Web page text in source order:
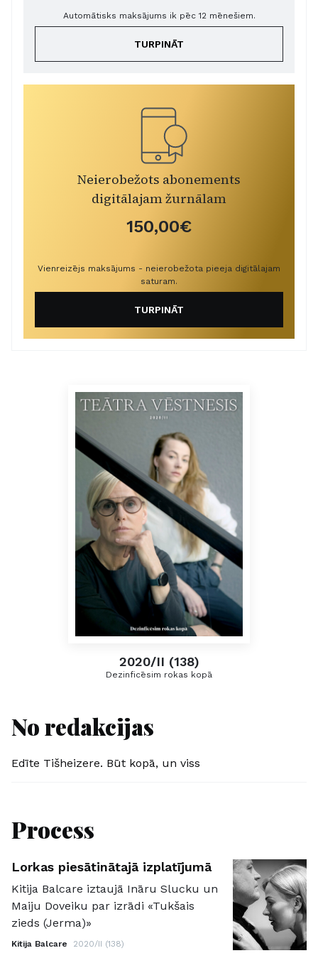
Automātisks maksājums ik pēc 12 mēnešiem.
TURPINĀT
Neierobežots abonements
digitālajam žurnālam
150,00€
Vienreizējs maksājums - neierobežota pieeja digitālajam
saturam.
TURPINĀT
2020/II (138)
Dezinficēsim rokas kopā
No redakcijas
Edīte Tišheizere. Būt kopā, un viss
Process
Lorkas piesātinātajā izplatījumā
Kitija Balcare iztaujā Ināru Slucku un
Maiju Doveiku par izrādi «Tukšais
zieds (Jerma)»
Kitija Balcare 2020/II (138)